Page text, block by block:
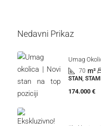
Nedavni Prikaz
Umag
70 m²
STAN,
174.000 €